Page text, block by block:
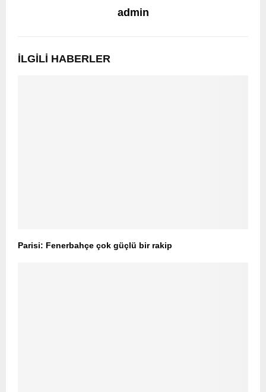
admin
İLGILI HABERLER
Parisi: Fenerbahçe çok güçlü bir rakip